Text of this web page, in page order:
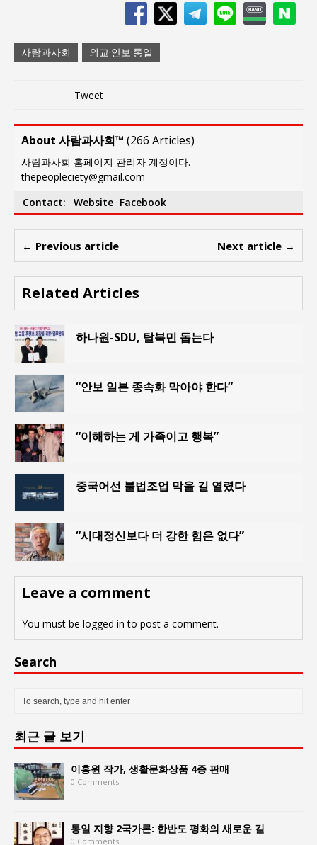
사람과사회 외교·안보·통일
Tweet
About 사람과사회™ (266 Articles)
사람과사회 홈페이지 관리자 계정이다.
thepeopleciety@gmail.com
Contact:
Website Facebook
← Previous article Next article →
Related Articles
하나원-SDU, 탈북민 돕는다
“안보 일본 종속화 막아야 한다”
“이해하는 게 가족이고 행복”
중국어선 불법조업 막을 길 열렸다
“시대정신보다 더 강한 힘은 없다”
Leave a comment
You must be logged in to post a comment.
Search
최근 글 보기
이홍원 작가, 생활문화상품 4종 판매
0 Comments
통일 지향 2국가론: 한반도 평화의 새로운 길
0 Comments